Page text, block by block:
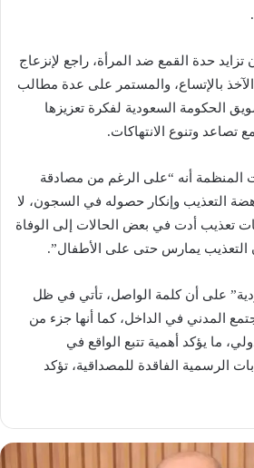
حدة القمع ضد المرأة، راجع لإنزعاج
الآخذ بالإتساع، والمستمر على عدة مطالب
الحكومة السعودية لفكرة تعزيزها
تصاعد وتنوع الانتهاكات.
أنه “على الرغم من مصادقة
التعذيب وإنكار حصوله في السجون، لا
تعذيب أدت في بعض الحالات إلى الوفاة
التعذيب يمارس حتى على الأطفال”.
على أن كلمة الواصل، تأتي في ظل
المدني في الداخل، كما أنها جزء من
ما يؤكد أهمية تتبع الواقع في
الرسمية الفاقدة للمصداقية، تؤكد